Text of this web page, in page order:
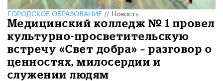
ГОРОДСКОЕ ОБРАЗОВАНИЕ//Новость
Медицинский колледж № 1 провел
культурно-просветительскую
встречу «Свет добра» – разговор о
ценностях, милосердии и
служении людям